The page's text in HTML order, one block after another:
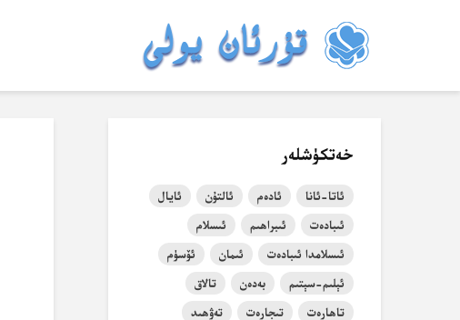
خەتكۈشلەر
ئاتا-ئانا ئادەم ئالتۇن
ئايال
ئىبادەت
ئىبراھىم
ئىسلام
ئىسلامدا ئىبادەت
ئىمان
ئۆسۈم
ئېلىم-سېتىم
بەدەن
تالاق
تاھارەت
تىجارەت
تەۋھىد